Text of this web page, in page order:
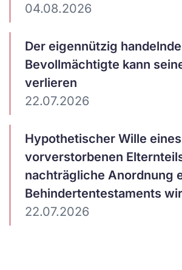
04.08.2026
Der eigennützig handelnde
Bevollmächtigte kann
verlieren
22.07.2026
Artikel
ansehen
Hypothetischer Wille eines
vorverstorbenen
nachträgliche Anordnung
Behindertentestaments
22.07.2026
Artikel
ansehen